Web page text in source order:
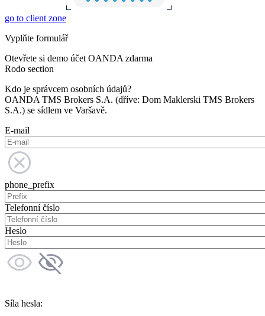
go to client zone
Vyplňte formulář
Otevřete si demo účet OANDA zdarma
Rodo section
Kdo je správcem osobních údajů?
OANDA TMS Brokers S.A. (dříve: Dom Maklerski TMS Brokers
S.A.) se sídlem ve Varšavě.
E-mail
phone_prefix
Telefonní číslo
Heslo
Síla hesla: